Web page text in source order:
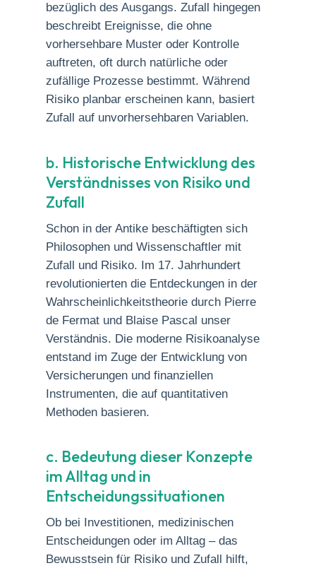
bezüglich des Ausgangs. Zufall hingegen
beschreibt Ereignisse, die ohne
vorhersehbare Muster oder Kontrolle
auftreten, oft durch natürliche oder
zufällige Prozesse bestimmt. Während
Risiko planbar erscheinen kann, basiert
Zufall auf unvorhersehbaren Variablen.
b. Historische Entwicklung des
Verständnisses von Risiko und
Zufall
Schon in der Antike beschäftigten sich
Philosophen und Wissenschaftler mit
Zufall und Risiko. Im 17. Jahrhundert
revolutionierten die Entdeckungen in der
Wahrscheinlichkeitstheorie durch Pierre
de Fermat und Blaise Pascal unser
Verständnis. Die moderne Risikoanalyse
entstand im Zuge der Entwicklung von
Versicherungen und finanziellen
Instrumenten, die auf quantitativen
Methoden basieren.
c. Bedeutung dieser Konzepte
im Alltag und in
Entscheidungssituationen
Ob bei Investitionen, medizinischen
Entscheidungen oder im Alltag – das
Bewusstsein für Risiko und Zufall hilft,